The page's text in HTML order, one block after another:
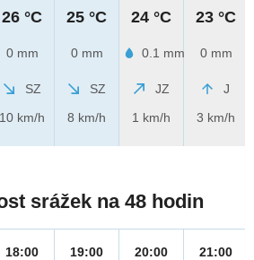
26 °C
0 mm
SZ
10 km/h
25 °C
0 mm
SZ
8 km/h
24 °C
0.1 mm
JZ
1 km/h
23 °C
0 mm
J
3 km/h
srážek na 48 hodin
18:00
19:00
20:00
21:00